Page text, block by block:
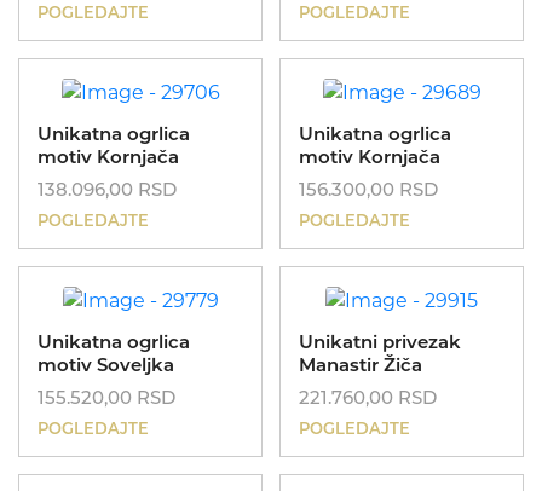
POGLEDAJTE POGLEDAJTE
Unikatna ogrlica
motiv Kornjača
138.096,00 RSD
POGLEDAJTE
Unikatna ogrlica
motiv Kornjača
156.300,00 RSD
POGLEDAJTE
Unikatna ogrlica
motiv Soveljka
155.520,00 RSD
POGLEDAJTE
Unikatni privezak
Manastir Žiča
221.760,00 RSD
POGLEDAJTE